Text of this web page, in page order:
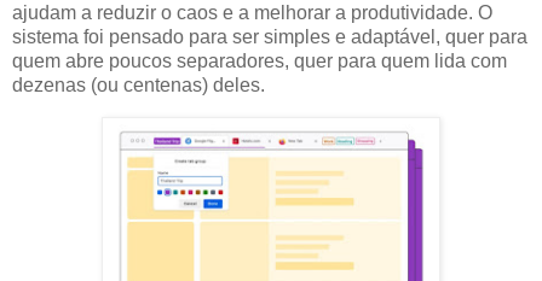
ajudam a reduzir o caos e a melhorar a produtividade. O
sistema foi pensado para ser simples e adaptável, quer para
quem abre poucos separadores, quer para quem lida com
dezenas (ou centenas) deles.